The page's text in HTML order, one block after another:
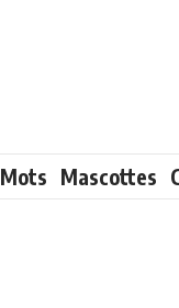
Mots Mascottes